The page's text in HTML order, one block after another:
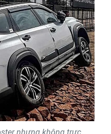
nhưng không trực